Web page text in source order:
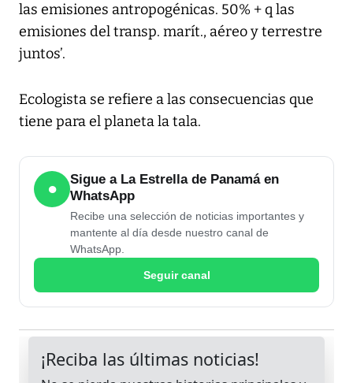
las emisiones antropogénicas. 50% + q las
emisiones del transp. marít., aéreo y terrestre
juntos’.
Ecologista se refiere a las consecuencias que
tiene para el planeta la tala.
●
Sigue a La Estrella de Panamá en
WhatsApp
Recibe una selección de noticias importantes y
mantente al día desde nuestro canal de
WhatsApp.
Seguir canal